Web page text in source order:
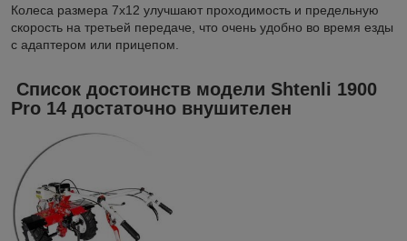
Колеса размера 7х12 улучшают проходимость и предельную
скорость на третьей передаче, что очень удобно во время езды
с адаптером или прицепом.
Список достоинств модели Shtenli 1900
Pro 14 достаточно внушителен